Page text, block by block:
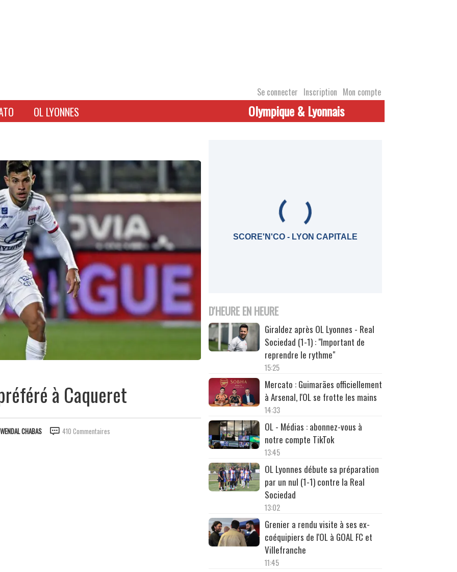
Se connecter Inscription Mon compte
OL LYONNES Olympique & Lyonnais
à Caqueret
CHABAS 410 Commentaires
SCORE'N'CO - LYON CAPITALE
D'HEURE EN HEURE
Giraldez après OL Lyonnes - Real
Sociedad (1-1) : "Important de
reprendre le rythme"
15:25
Mercato : Guimarães officiellement
à Arsenal, l'OL se frotte les mains
14:33
OL - Médias : abonnez-vous à
notre compte TikTok
13:45
OL Lyonnes débute sa préparation
par un nul (1-1) contre la Real
Sociedad
13:02
Grenier a rendu visite à ses ex-
coéquipiers de l'OL à GOAL FC et
Villefranche
11:45